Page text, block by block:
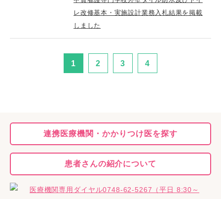
レ改修基本・実施設計業務入札結果を掲載
しました
1 2 3 4
連携医療機関・かかりつけ医を探す
患者さんの紹介について